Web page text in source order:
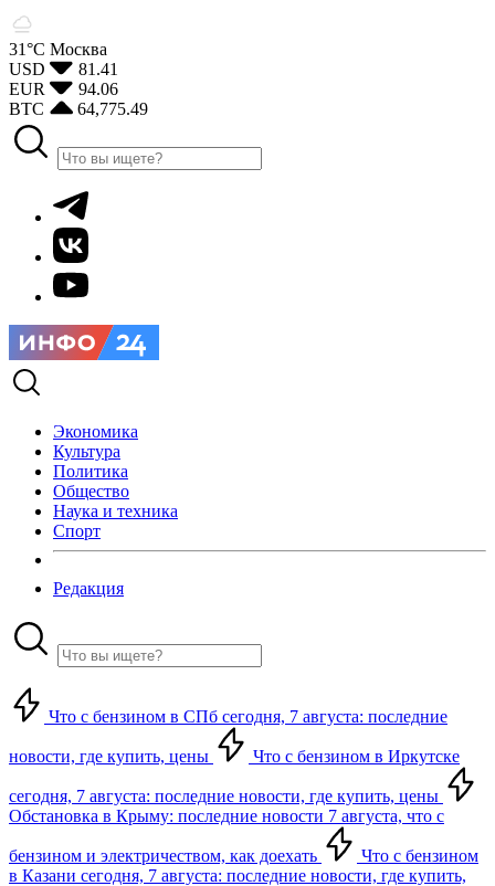
31°С Москва
USD
81.41
EUR
94.06
BTC
64,775.49
Экономика
Культура
Политика
Общество
Наука и техника
Спорт
Редакция
Что с бензином в СПб сегодня, 7 августа: последние
новости, где купить, цены Что с бензином в Иркутске
сегодня, 7 августа: последние новости, где купить, цены
Обстановка в Крыму: последние новости 7 августа, что с
бензином и электричеством, как доехать
Что с бензином
в Казани сегодня, 7 августа: последние новости, где купить,